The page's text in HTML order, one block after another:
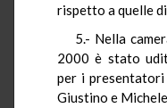
rispetto a quelle
5.- Nella
2000 è stato
per i presentatori
Giustino e